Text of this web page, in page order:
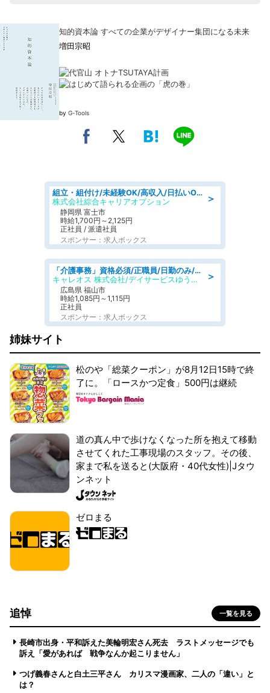
知的資本論 すべての企業がデザイナー集団になる未来
増田宗昭
by G-Tools
＞
組立・組付け/未経験OK/高収入/日払いOK/寮費無料/交替制
株式会社綜合キャリアオプション
静岡県 富士市
時給1,700円～2,125円
正社員 / 派遣社員
スポンサー：求人ボックス
＞
「介護事務」資格必須/正職員/日勤のみ/デイサービス
キャレオス 株式会社/デイサービスゆうゆう南本庄
広島県 福山市
時給1,085円～1,115円
正社員
スポンサー：求人ボックス
姉妹サイト
松のや「総菜クーポン」が8月12日15時で終
了に。「ロースかつ定食」500円は継続
道の真ん中で歩けなくなった所を抱えて移動
させてくれた工事現場のスタッフ。その後、
家まで私を送ると(大阪府・40代女性)|Jタウ
ンネット
ゼロまる
追悼 一覧を見る
長崎市出身・平和訴えた美輪明宏さん死去 ラストメッセージでも
訴え「愛があれば 戦争なんか起こりません」
つげ義春さんと白土三平さん カリスマ漫画家、二人の「違い」と
は？